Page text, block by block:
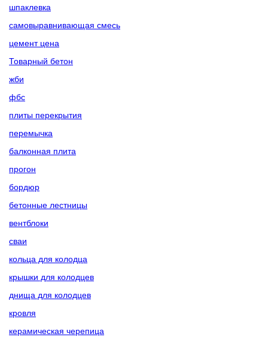
шпаклевка
самовыравнивающая смесь
цемент цена
Товарный бетон
жби
фбс
плиты перекрытия
перемычка
балконная плита
прогон
бордюр
бетонные лестницы
вентблоки
сваи
кольца для колодца
крышки для колодцев
днища для колодцев
кровля
керамическая черепица